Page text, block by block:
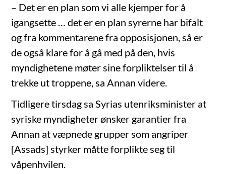
– Det er en plan som vi alle kjemper for å
igangsette … det er en plan syrerne har bifalt
og fra kommentarene fra opposisjonen, så er
de også klare for å gå med på den, hvis
myndighetene møter sine forpliktelser til å
trekke ut troppene, sa Annan videre.
Tidligere tirsdag sa Syrias utenriksminister at
syriske myndigheter ønsker garantier fra
Annan at væpnede grupper som angriper
[Assads] styrker måtte forplikte seg til
våpenhvilen.